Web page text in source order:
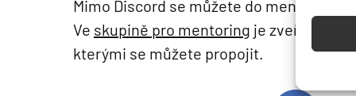
Mimo Discord se můžete do mentoringu
Ve skupině pro mentoring je zveřejněná
kterými se můžete propojit.